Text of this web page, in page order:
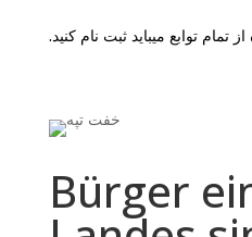
تمام توابع میباید ثبت نام کنید.
Bürger